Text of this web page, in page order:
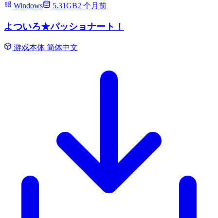
Windows
5.31GB2 个月前
よついろ★パッショナート！
游戏本体 简体中文